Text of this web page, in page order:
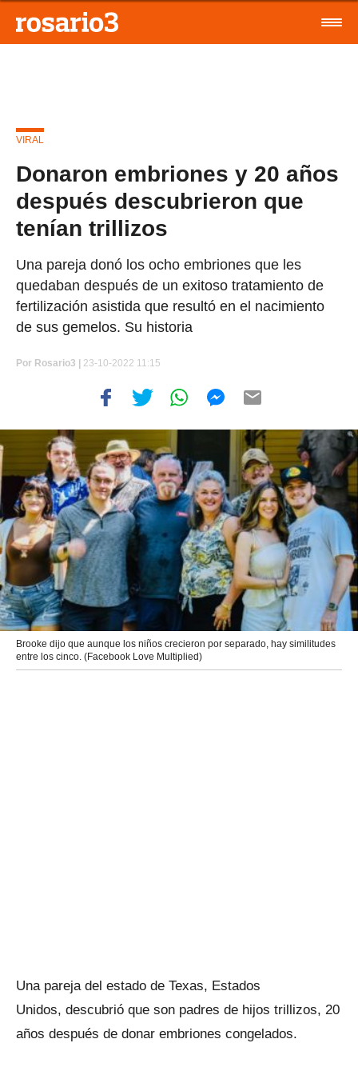
VIRAL
Donaron embriones y 20 años
después descubrieron que
tenían trillizos
Una pareja donó los ocho embriones que les
quedaban después de un exitoso tratamiento de
fertilización asistida que resultó en el nacimiento
de sus gemelos. Su historia
Por Rosario3 | 23-10-2022 11:15
Brooke dijo que aunque los niños crecieron por separado, hay similitudes
entre los cinco. (Facebook Love Multiplied)
Una pareja del estado de Texas, Estados
Unidos, descubrió que son padres de hijos trillizos, 20
años después de donar embriones congelados.